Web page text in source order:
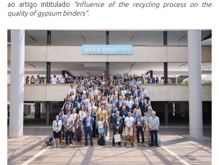
ao artigo intitulado
“Influence of the recycling process on the
quality of gypsum binders”.